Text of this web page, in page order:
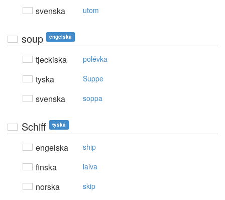
svenska utom
soup engelska
tjeckiska polévka
tyska Suppe
svenska soppa
Schiff tyska
engelska ship
finska laiva
norska skip